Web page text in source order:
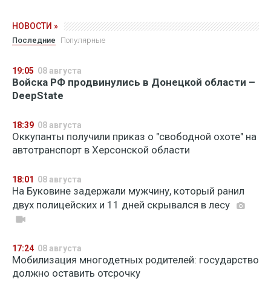
НОВОСТИ »
Последние Популярные
19:05 08 августа
Войска РФ продвинулись в Донецкой области –
DeepState
18:39 08 августа
Оккупанты получили приказ о "свободной охоте" на
автотранспорт в Херсонской области
18:01 08 августа
На Буковине задержали мужчину, который ранил
двух полицейских и 11 дней скрывался в лесу
17:24 08 августа
Мобилизация многодетных родителей: государство
должно оставить отсрочку